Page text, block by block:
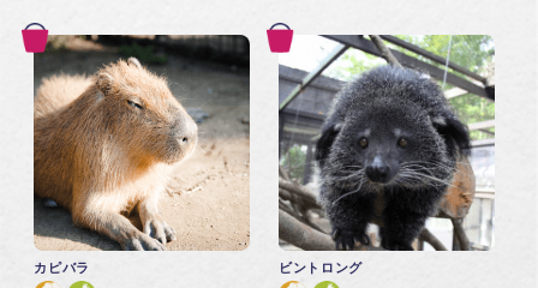
カピバラ ビントロング